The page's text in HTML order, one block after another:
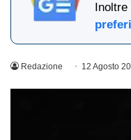
Inoltre
Redazione 12 Agosto